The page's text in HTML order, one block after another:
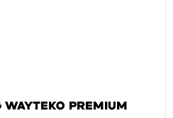
PREMIUM